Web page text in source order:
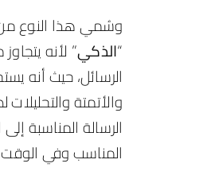
وسُمي هذا النوع
“الذكي” لأنه
الرسائل، حيث أنه
والأتمتة
الرسالة المناسبة
المناسب وفي